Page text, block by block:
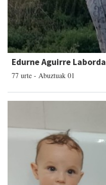
Edurne Aguirre Laborda
77 urte - Abuztuak 01